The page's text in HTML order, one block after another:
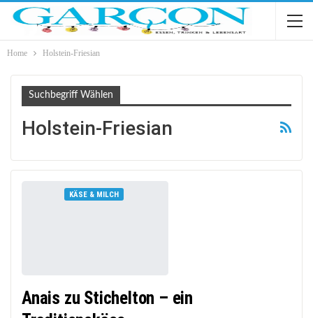
Home Holstein-Friesian
Suchbegriff Wählen
Holstein-Friesian
KÄSE & MILCH
Anais zu Stichelton – ein